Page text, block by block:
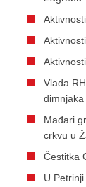
Vlada
Mađari
crkvu u
Čestitka
U